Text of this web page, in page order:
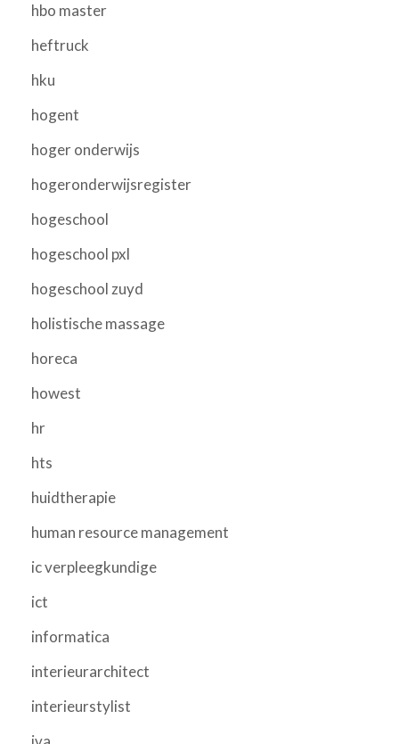
hbo master
heftruck
hku
hogent
hoger onderwijs
hogeronderwijsregister
hogeschool
hogeschool pxl
hogeschool zuyd
holistische massage
horeca
howest
hr
hts
huidtherapie
human resource management
ic verpleegkundige
ict
informatica
interieurarchitect
interieurstylist